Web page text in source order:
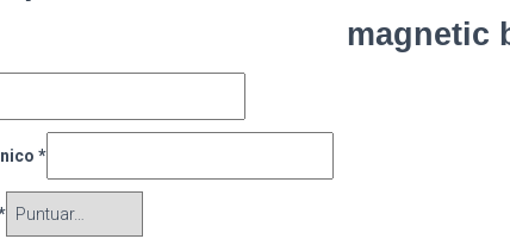
magnetic
*